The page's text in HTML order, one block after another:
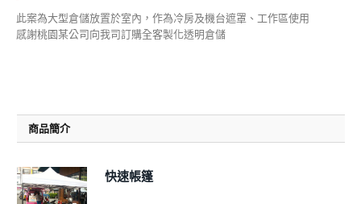
此案為大型倉儲放置於室內，作為冷房及機台遮罩、工作區使用
感謝桃園某公司向我司訂購全客製化透明倉儲
商品簡介
快速帳篷